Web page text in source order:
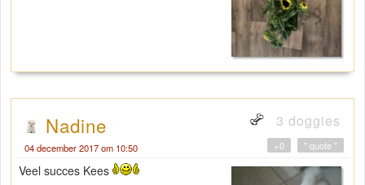
Nadine 3 doggies
04 december 2017 om 10:50 " quote "
+0
Veel succes Kees